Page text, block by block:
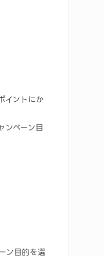
イントにか
ンペーン目
ン目的を選